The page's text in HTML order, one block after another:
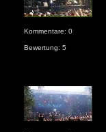
Kommentare: 0
Bewertung: 5